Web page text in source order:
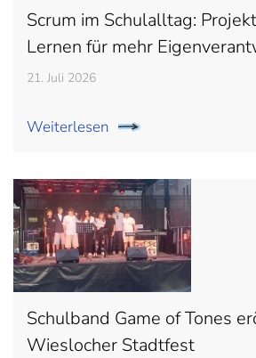
Scrum im Schulalltag:
Lernen für mehr
21. Juli 2026
Weiterlesen
Schulband Game of Tones
Wieslocher Stadtfest